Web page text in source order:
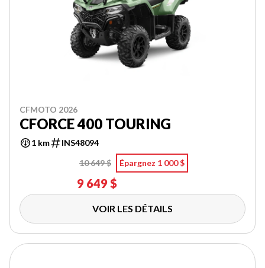
CFMOTO 2026
CFORCE 400 TOURING
1 km
INS48094
10 649 $
Épargnez 1 000 $
9 649 $
VOIR LES DÉTAILS